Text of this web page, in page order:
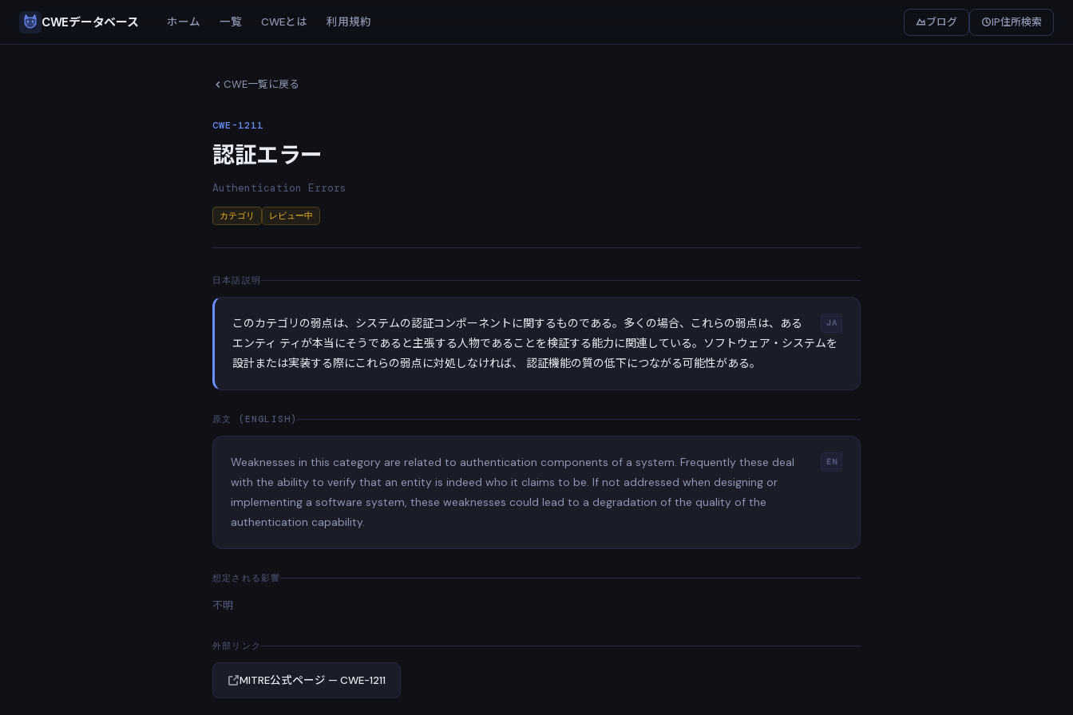
CWEデータベース ホーム 一覧 CWEとは 利用規約 ブログ IP住所検索
CWE一覧に戻る
CWE-1211
認証エラー
Authentication Errors
カテゴリ レビュー中
日本語説明
JA
このカテゴリの弱点は、システムの認証コンポーネントに関するものである。多くの場合、これらの弱点は、ある
エンティ ティが本当にそうであると主張する人物であることを検証する能力に関連している。ソフトウェア・システムを
設計または実装する際にこれらの弱点に対処しなければ、 認証機能の質の低下につながる可能性がある。
原文 (ENGLISH)
EN
Weaknesses in this category are related to authentication components of a system. Frequently these deal
with the ability to verify that an entity is indeed who it claims to be. If not addressed when designing or
implementing a software system, these weaknesses could lead to a degradation of the quality of the
authentication capability.
想定される影響
不明
外部リンク
MITRE公式ページ — CWE-1211